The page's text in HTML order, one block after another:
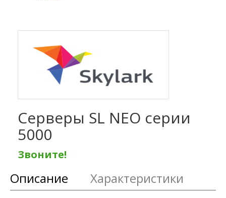
Серверы SL NEO серии
5000
Звоните!
Описание Характеристики